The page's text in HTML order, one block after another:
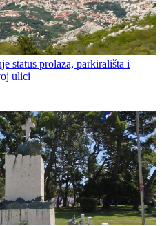
status prolaza, parkirališta i
ulici